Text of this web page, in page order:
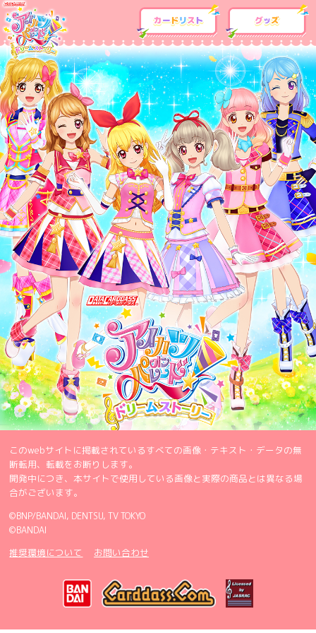
カードリスト
このwebサイトに掲載されているすべての画像・テキスト・データの無
断転用、転載をお断りします。
開発中につき、本サイトで使用している画像と実際の商品とは異なる場
合がございます。
©BNP/BANDAI, DENTSU, TV TOKYO
©BANDAI
推奨環境について
お問い合わせ